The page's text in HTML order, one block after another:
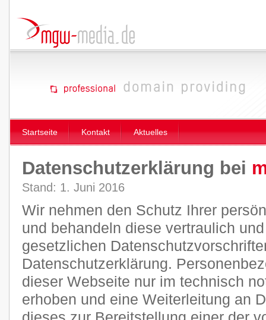
Startseite Kontakt Aktuelles
Datenschutzerklärung bei
Stand: 1. Juni 2016
Wir nehmen den Schutz Ihrer
und behandeln diese vertraulich
gesetzlichen
Datenschutzerklärung.
dieser Webseite nur im technisch
erhoben und eine Weiterleitung an